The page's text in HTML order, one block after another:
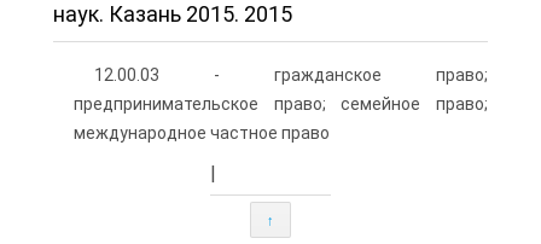
наук. Казань 2015. 2015
12.00.03 - гражданское право;
предпринимательское право; семейное право;
международное частное право
|
↑